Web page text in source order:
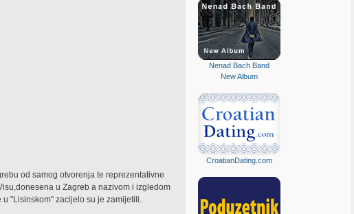
od samog otvorenja te reprezentativne
u Zagreb a nazivom i izgledom
"Lisinskom" zacijelo su je zamijetili.
Nenad Bach Band
New Album
CroatianDating.com